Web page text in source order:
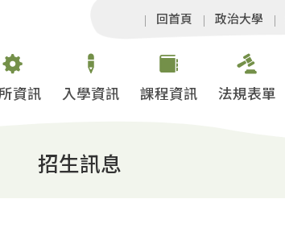
回首頁 政治大學
資訊 入學資訊 課程資訊 法規表單
招生訊息